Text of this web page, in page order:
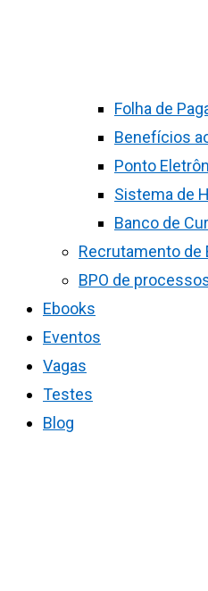
Folha de
Benefícios
Ponto
Sistema de
Banco de
Recrutamento de
BPO de
Ebooks
Eventos
Vagas
Testes
Blog